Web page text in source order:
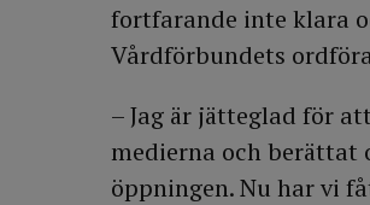
fortfarande inte klara
Vårdförbundets
– Jag är jätteglad för
medierna och
öppningen. Nu har vi